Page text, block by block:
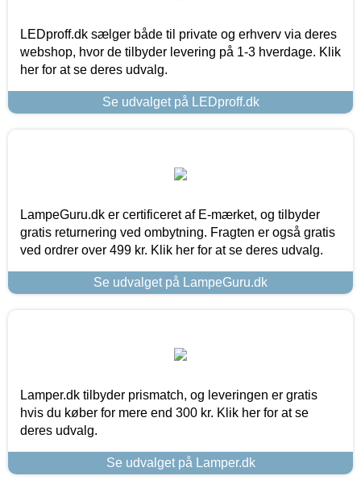
LEDproff.dk sælger både til private og erhverv via deres
webshop, hvor de tilbyder levering på 1-3 hverdage. Klik
her for at se deres udvalg.
Se udvalget på LEDproff.dk
LampeGuru.dk er certificeret af E-mærket, og tilbyder
gratis returnering ved ombytning. Fragten er også gratis
ved ordrer over 499 kr. Klik her for at se deres udvalg.
Se udvalget på LampeGuru.dk
Lamper.dk tilbyder prismatch, og leveringen er gratis
hvis du køber for mere end 300 kr. Klik her for at se
deres udvalg.
Se udvalget på Lamper.dk